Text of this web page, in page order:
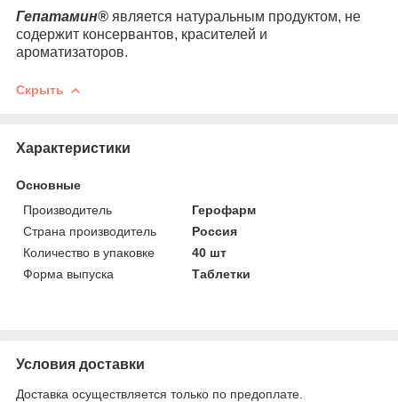
Гепатамин® является натуральным продуктом, не
содержит консервантов, красителей и
ароматизаторов.
Скрыть
Характеристики
Основные
Производитель
Герофарм
Страна производитель
Россия
Количество в упаковке
40 шт
Форма выпуска
Таблетки
Условия доставки
Доставка осуществляется только по предоплате.